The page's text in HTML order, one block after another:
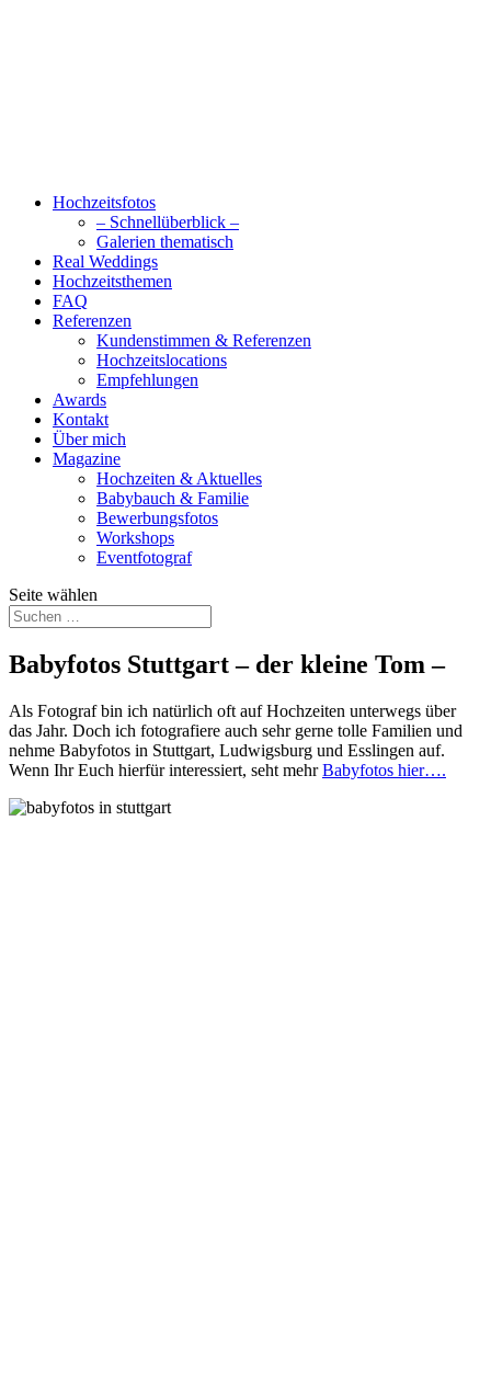
Hochzeitsfotos
– Schnellüberblick –
Galerien thematisch
Real Weddings
Hochzeitsthemen
FAQ
Referenzen
Kundenstimmen & Referenzen
Hochzeitslocations
Empfehlungen
Awards
Kontakt
Über mich
Magazine
Hochzeiten & Aktuelles
Babybauch & Familie
Bewerbungsfotos
Workshops
Eventfotograf
Seite wählen
Babyfotos Stuttgart – der kleine Tom –
Als Fotograf bin ich natürlich oft auf Hochzeiten unterwegs über
das Jahr. Doch ich fotografiere auch sehr gerne tolle Familien und
nehme Babyfotos in Stuttgart, Ludwigsburg und Esslingen auf.
Wenn Ihr Euch hierfür interessiert, seht mehrBabyfotos hier….